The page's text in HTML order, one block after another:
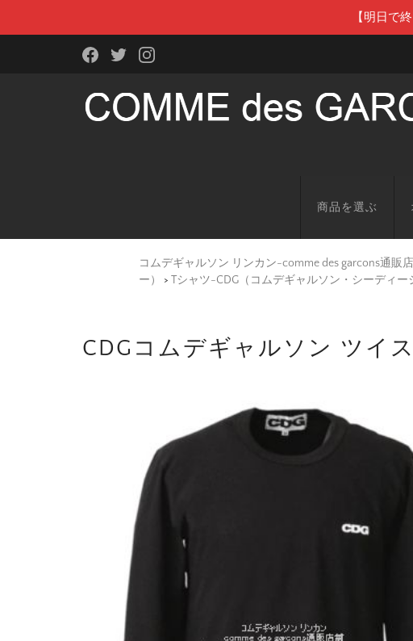
【明日で
商品を選ぶ
コムデギャルソン リンカン-comme des garcons通販
ー）
> Tシャツ-CDG（コムデギャルソン・シーディー
CDGコムデギャルソン ツイ